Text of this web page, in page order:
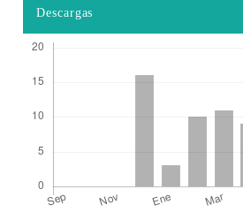
Descargas